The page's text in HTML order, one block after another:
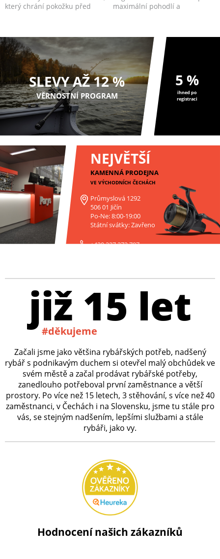
který chrání pokožku před
maximální pohodlí a
SLEVY AŽ 12 %
VĚRNOSTNÍ PROGRAM
5 %
ihned po
registraci
NEJVĚTŠÍ
KAMENNÁ PRODEJNA
VE VÝCHODNÍCH ČECHÁCH
Průmyslová 1292
506 01 Jičín
Po-Ne: 8:00-19:00
Státní svátky: Zavřeno
+420 227 272 797
již 15 let
#děkujeme
Začali jsme jako většina rybářských potřeb, nadšený
rybář s podnikavým duchem si otevřel malý obchůdek ve
svém městě a začal prodávat rybářské potřeby,
zanedlouho potřeboval první zaměstnance a větší
prostory. Po více než 15 letech, 3 stěhování, s více než 40
zaměstnanci, v Čechách i na Slovensku, jsme tu stále pro
vás, se stejným nadšením, lepšími službami a stále
rybáři, jako vy.
Hodnocení našich zákazníků